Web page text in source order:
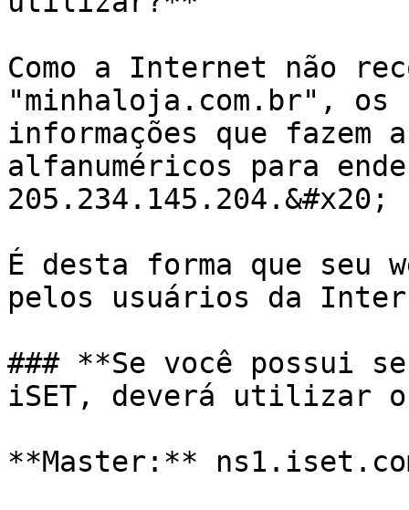
Como a Internet não
"minhaloja.com.br", os
informações que fazem
alfanuméricos para
205.234.145.204.&#x20;
É desta forma que seu
pelos usuários da
### **Se você possui
iSET, deverá utilizar
**Master:**